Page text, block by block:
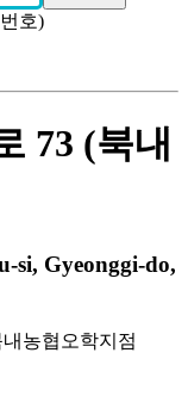
호)
73 (북내
si, Gyeonggi-do,
농협오학지점